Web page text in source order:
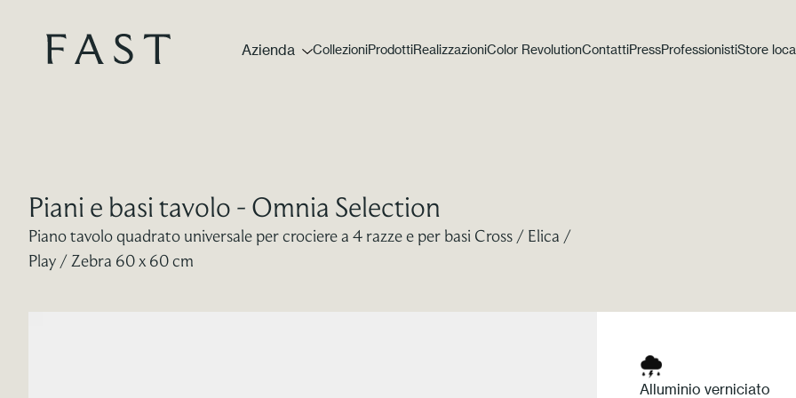
Azienda CollezioniProdottiRealizzazioniColor RevolutionContattiPressProfessionistiStore
Piani e basi tavolo - Omnia Selection
Piano tavolo quadrato universale per crociere a 4 razze e per basi Cross / Elica /
Play / Zebra 60 x 60 cm
Alluminio verniciato